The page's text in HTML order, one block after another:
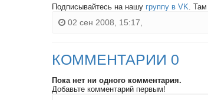
Подписывайтесь на нашу группу в VK. Там
02 сен 2008, 15:17,
КОММЕНТАРИИ 0
Пока нет ни одного комментария.
Добавьте комментарий первым!